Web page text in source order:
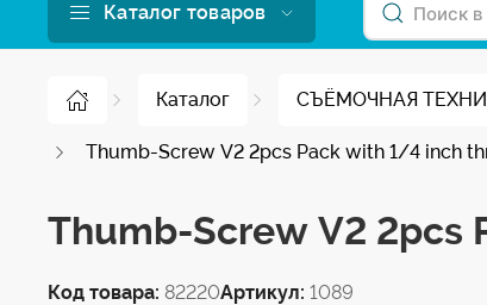
Каталог товаров
Каталог СЪЁМОЧНАЯ
Thumb-Screw V2 2pcs Pack with 1/4 inch
Thumb-Screw V2 2pcs
Код товара: 82220Артикул: 1089